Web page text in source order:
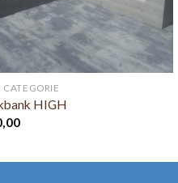
CATEGORIE
HIGH